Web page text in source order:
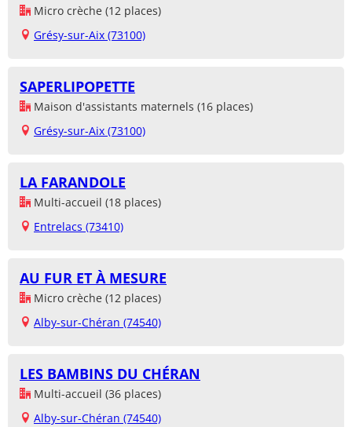
Micro crèche (12 places)
Grésy-sur-Aix (73100)
SAPERLIPOPETTE
Maison d'assistants maternels (16 places)
Grésy-sur-Aix (73100)
LA FARANDOLE
Multi-accueil (18 places)
Entrelacs (73410)
AU FUR ET À MESURE
Micro crèche (12 places)
Alby-sur-Chéran (74540)
LES BAMBINS DU CHÉRAN
Multi-accueil (36 places)
Alby-sur-Chéran (74540)